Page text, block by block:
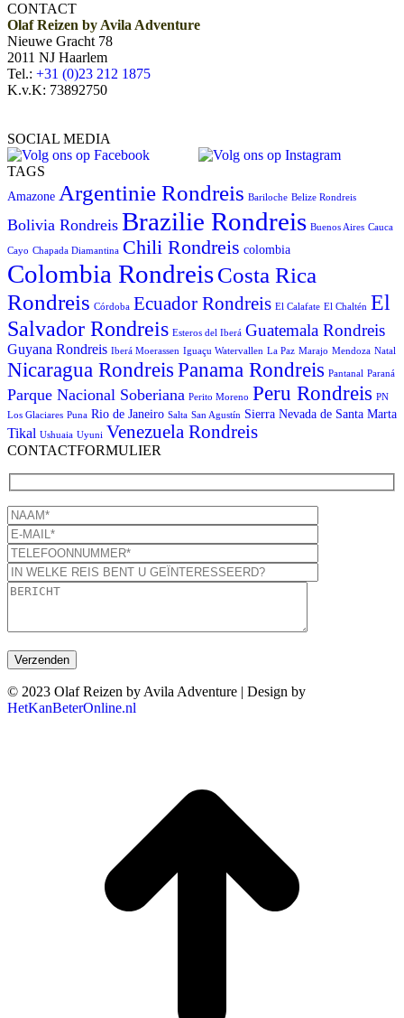
CONTACT
Olaf Reizen by Avila Adventure
Nieuwe Gracht 78
2011 NJ Haarlem
Tel.: +31 (0)23 212 1875
K.v.K: 73892750
SOCIAL MEDIA
TAGS
Amazone Argentinie Rondreis Bariloche Belize Rondreis
Bolivia Rondreis Brazilie Rondreis Buenos Aires Cauca
Cayo Chapada Diamantina Chili Rondreis colombia
Colombia RondreisCosta Rica
Rondreis Córdoba Ecuador Rondreis El Calafate El Chaltén El
Salvador Rondreis Esteros del Iberá Guatemala Rondreis
Guyana Rondreis Iberá Moerassen Iguaçu Watervallen La Paz Marajo Mendoza Natal
Nicaragua Rondreis Panama Rondreis Pantanal Paraná
Parque Nacional Soberiana Perito Moreno Peru Rondreis PN
Los Glaciares Puna Rio de Janeiro Salta San Agustín Sierra Nevada de Santa Marta
Tikal Ushuaia Uyuni Venezuela Rondreis
CONTACTFORMULIER
© 2023 Olaf Reizen by Avila Adventure | Design by
HetKanBeterOnline.nl